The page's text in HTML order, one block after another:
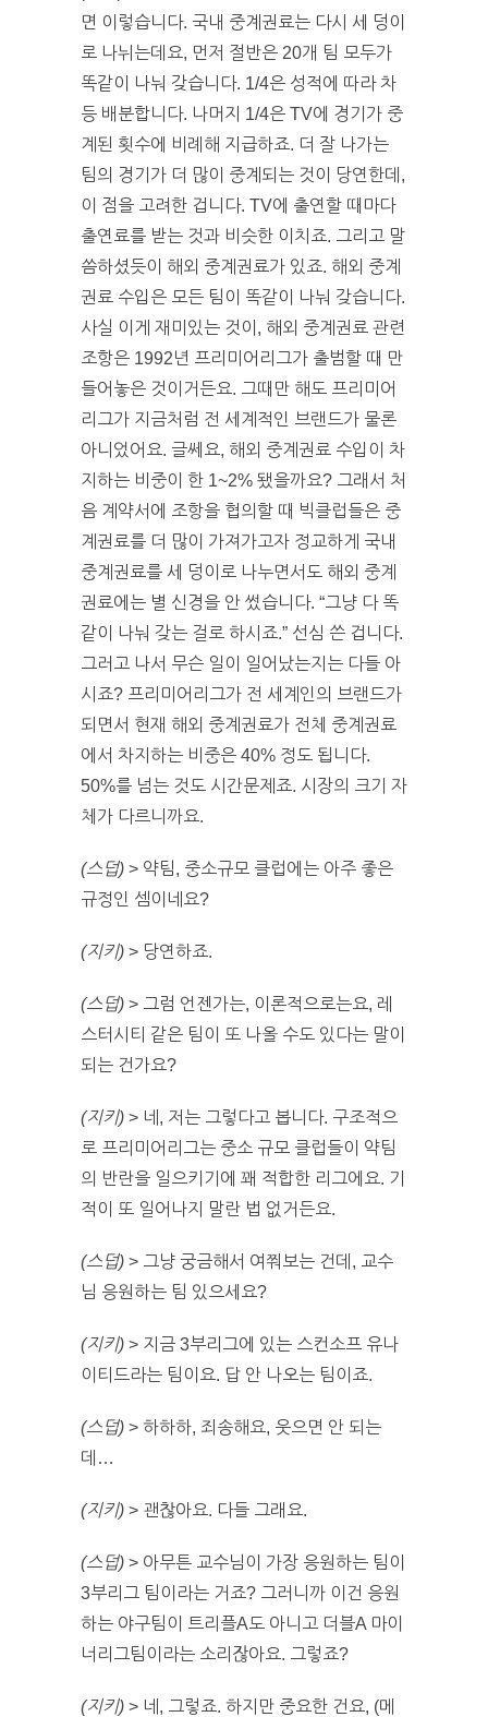
면 이렇습니다. 국내 중계권료는 다시 세 덩이
로 나뉘는데요, 먼저 절반은 20개 팀 모두가
똑같이 나눠 갖습니다. 1/4은 성적에 따라 차
등 배분합니다. 나머지 1/4은 TV에 경기가 중
계된 횟수에 비례해 지급하죠. 더 잘 나가는
팀의 경기가 더 많이 중계되는 것이 당연한데,
이 점을 고려한 겁니다. TV에 출연할 때마다
출연료를 받는 것과 비슷한 이치죠. 그리고 말
씀하셨듯이 해외 중계권료가 있죠. 해외 중계
권료 수입은 모든 팀이 똑같이 나눠 갖습니다.
사실 이게 재미있는 것이, 해외 중계권료 관련
조항은 1992년 프리미어리그가 출범할 때 만
들어놓은 것이거든요. 그때만 해도 프리미어
리그가 지금처럼 전 세계적인 브랜드가 물론
아니었어요. 글쎄요, 해외 중계권료 수입이 차
지하는 비중이 한 1~2% 됐을까요? 그래서 처
음 계약서에 조항을 협의할 때 빅클럽들은 중
계권료를 더 많이 가져가고자 정교하게 국내
중계권료를 세 덩이로 나누면서도 해외 중계
권료에는 별 신경을 안 썼습니다. “그냥 다 똑
같이 나눠 갖는 걸로 하시죠.” 선심 쓴 겁니다.
그러고 나서 무슨 일이 일어났는지는 다들 아
시죠? 프리미어리그가 전 세계인의 브랜드가
되면서 현재 해외 중계권료가 전체 중계권료
에서 차지하는 비중은 40% 정도 됩니다.
50%를 넘는 것도 시간문제죠. 시장의 크기 자
체가 다르니까요.
(스덥) > 약팀, 중소규모 클럽에는 아주 좋은
규정인 셈이네요?
(지키) > 당연하죠.
(스덥) > 그럼 언젠가는, 이론적으로는요, 레
스터시티 같은 팀이 또 나올 수도 있다는 말이
되는 건가요?
(지키) > 네, 저는 그렇다고 봅니다. 구조적으
로 프리미어리그는 중소 규모 클럽들이 약팀
의 반란을 일으키기에 꽤 적합한 리그에요. 기
적이 또 일어나지 말란 법 없거든요.
(스덥) > 그냥 궁금해서 여쭤보는 건데, 교수
님 응원하는 팀 있으세요?
(지키) > 지금 3부리그에 있는 스컨소프 유나
이티드라는 팀이요. 답 안 나오는 팀이죠.
(스덥) > 하하하, 죄송해요, 웃으면 안 되는
데…
(지키) > 괜찮아요. 다들 그래요.
(스덥) > 아무튼 교수님이 가장 응원하는 팀이
3부리그 팀이라는 거죠? 그러니까 이건 응원
하는 야구팀이 트리플A도 아니고 더블A 마이
너리그팀이라는 소리잖아요. 그렇죠?
(지키) > 네, 그렇죠. 하지만 중요한 건요, (메